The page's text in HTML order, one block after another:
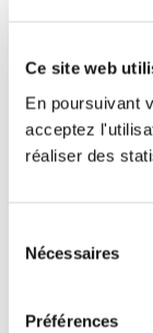
Ce site web
En poursuivant
acceptez
réaliser des
Nécessaires
Préférences